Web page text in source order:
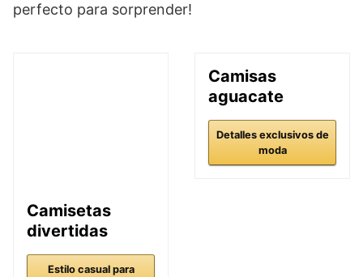
perfecto para sorprender!
Camisetas
divertidas
Estilo casual para
Camisas
aguacate
Detalles exclusivos de
moda